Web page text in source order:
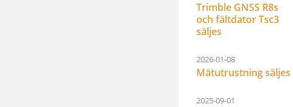
Trimble GNSS R8s
och fältdator Tsc3
säljes
2026-01-08
Mätutrustning säljes
2025-09-01